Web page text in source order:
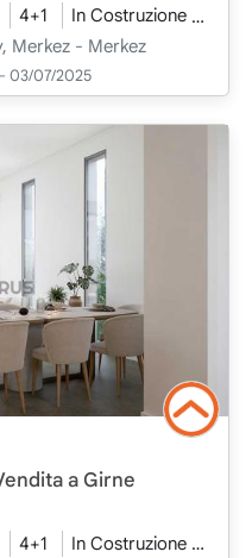
4+1 In Costruzione
Merkez - Merkez
03/07/2025
a Girne
4+1 In Costruzione